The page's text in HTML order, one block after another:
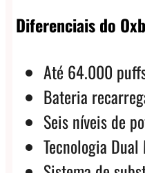
Diferenciais do
Até 64.000
Bateria
Seis níveis de
Tecnologia Dual